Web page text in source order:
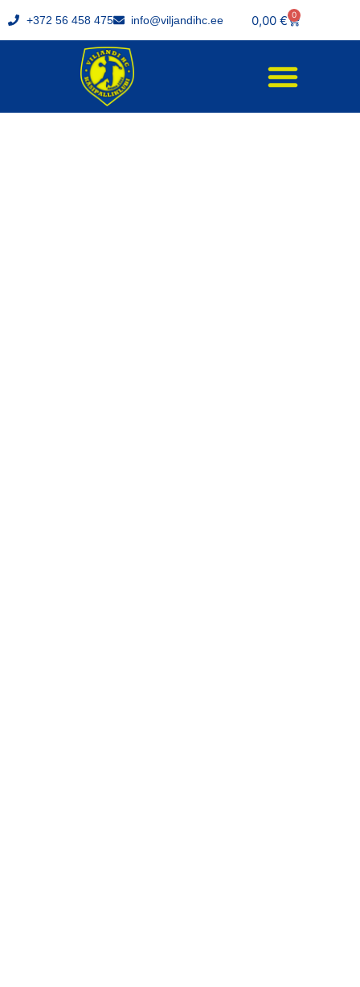
+372 56 458 475 info@viljandihc.ee 0,00 € 0